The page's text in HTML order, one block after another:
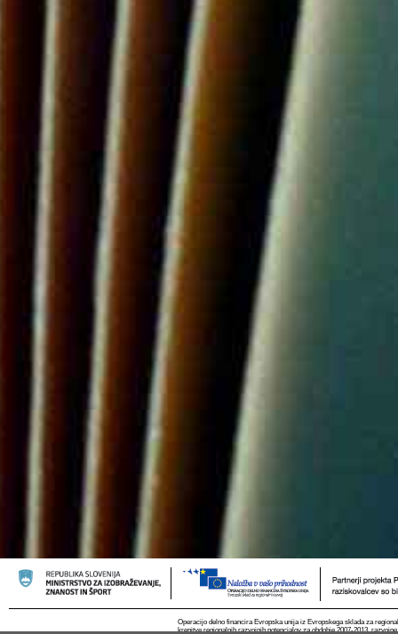
Operacijo delno financira Evropska unija iz Evropskega sklada za
krepitve regionalnih razvojnih potencialov za obdobje 2007-2013,